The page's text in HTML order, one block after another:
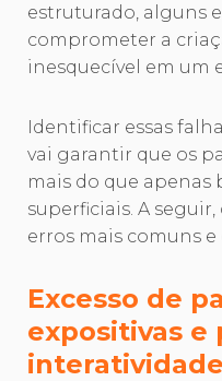
estruturado, alguns
comprometer a
inesquecível em um
Identificar essas
vai garantir que os
mais do que apenas
superficiais. A
erros mais comuns
Excesso de
expositivas e
interatividade